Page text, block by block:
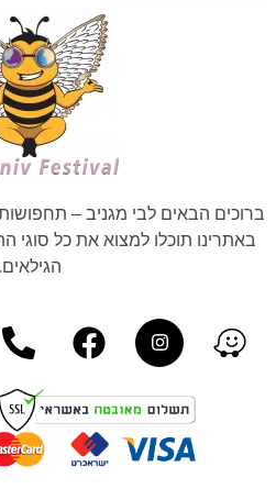
ברוכים הבאים לבי מגניב –
באתרינו תוכלו למצוא את כל סוגי
הגילאים.